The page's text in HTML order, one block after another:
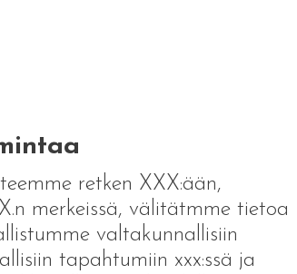
retken XXX:ään,
merkeissä, välitätmme tietoa
valtakunnallisiin
tapahtumiin xxx:ssä ja